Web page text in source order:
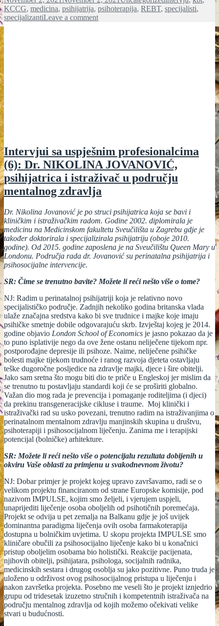
on
KCCG, medicina, psihijatrija, psihoterapija, REBT, specijalisti,
specijalizantiLeave a commenton
Intervjui sa uspješnim profesionalcima
(6): Dr. NIKOLINA JOVANOVIĆ,
psihijatrica i istraživač u području
mentalnog zdravlja
Dr. Nikolina Jovanović je po struci psihijatrica koja se bavi i
kliničkim i istraživačkim radom. Godine 2002. diplomirala je
medicinu na Medicinskom fakultetu Sveučilišta u Zagrebu gdje je
također doktorirala i specijalizirala psihijatriju (oboje 2010.
godine). Od 2015. godine zaposlena je na Sveučilištu Queen Mary u
Londonu. Područja rada dr. Jovanović su perinatalna psihijatrija i
psihosocijalne intervencije.
SR: Čime se trenutno bavite? Možete li reći nešto više o tome?
NJ: Radim u perinatalnoj psihijatriji koja je relativno novo
specijalističko područje. Zadnjih nekoliko godina britanska vlada
ulaže značajna sredstva kako bi sve trudnice i majke koje imaju
psihičke smetnje dobile odgovarajuću skrb. Izvještaj kojeg je 2014.
godine objavio London School of Economics je jasno pokazao da je
to puno isplativije nego da ove žene ostanu neliječene tijekom npr.
postporođajne depresije ili psihoze. Naime, neliječene psihičke
bolesti majke tijekom trudnoće i ranog razvoja djeteta ostavljaju
teške dugoročne posljedice na zdravlje majki, djece i šire obitelji.
Jako sam sretna što mogu biti dio te priče u Engleskoj jer mislim da
se trenutno tu postavljaju standardi koji će se proširiti globalno.
Važan dio mog rada je prevencija i pomaganje roditeljima (i djeci)
da prekinu transgeneracijske cikluse i traume. Moj klinički i
istraživački rad su usko povezani, trenutno radim na istraživanjima o
perinatalnom mentalnom zdravlju manjinskih skupina u društvu,
psihoterapiji i psihosocijalnom liječenju. Zanima me i terapijski
potencijal (bolničke) arhitekture.
SR: Možete li reći nešto više o potencijalu rezultata dobijenih u
okviru Vaše oblasti za primjenu u svakodnevnom životu?
NJ: Dobar primjer je projekt kojeg upravo završavamo, radi se o
velikom projektu financiranom od strane Europske komisije, pod
nazivom IMPULSE, kojim smo željeli, i vjerujem uspjeli,
unaprijediti liječenje osoba oboljelih od psihotičnih poremećaja.
Projekt se odvija u pet zemalja na Balkanu gdje je još uvijek
dominantna paradigma liječenja ovih osoba farmakoterapija
dostupna u bolničkim uvjetima. U skopu projekta IMPULSE smo
kliničare obučili za psihosocijalno liječenje kako bi u konačnici
pristup oboljelim osobama bio holistički. Reakcije pacijenata,
njihovih obitelji, psihijatara, psihologa, socijalnih radnika,
medicinskih sestara i drugog osoblja su jako pozitivne. Puno truda je
uloženo u održivost ovog psihosocijalnog pristupa u liječenju i
nakon završetka projekta. Posebno me veseli što je projekt iznjedrio
grupu od tridesetak izuzetno stručnih i kompetentnih istraživača na
području mentalnog zdravlja od kojih možemo očekivati velike
stvari u budućnosti.